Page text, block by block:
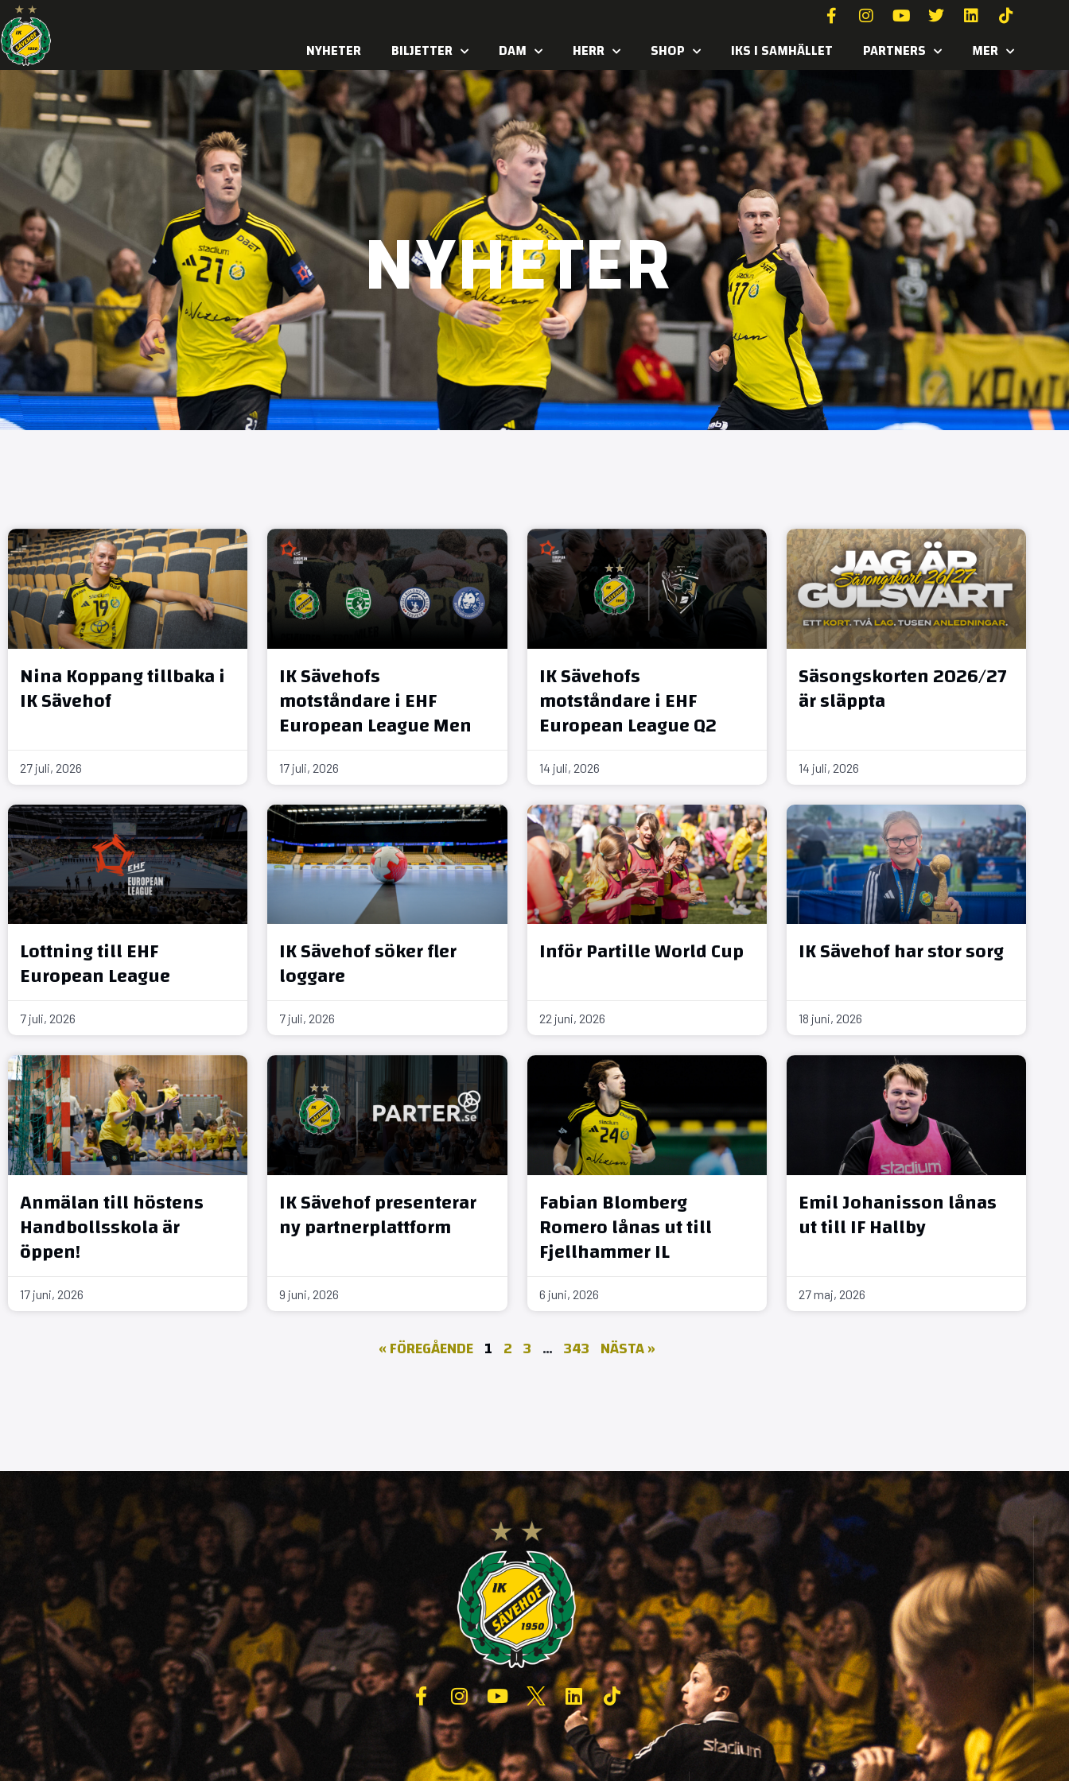
NYHETER BILJETTER DAM HERR SHOP IKS I SAMHÄLLET PARTNERS MER
NYHETER
Nina Koppang tillbaka i
IK Sävehof
27 juli, 2026
IK Sävehofs
motståndare i EHF
European League Men
17 juli, 2026
IK Sävehofs
motståndare i EHF
European League Q2
14 juli, 2026
Säsongskorten 2026/27
är släppta
14 juli, 2026
Lottning till EHF
European League
7 juli, 2026
IK Sävehof söker fler
loggare
7 juli, 2026
Inför Partille World Cup
22 juni, 2026
IK Sävehof har stor sorg
18 juni, 2026
Anmälan till höstens
Handbollsskola är
öppen!
17 juni, 2026
IK Sävehof presenterar
ny partnerplattform
9 juni, 2026
Fabian Blomberg
Romero lånas ut till
Fjellhammer IL
6 juni, 2026
Emil Johanisson lånas
ut till IF Hallby
27 maj, 2026
« FÖREGÅENDE 1 2 3 … 343 NÄSTA »